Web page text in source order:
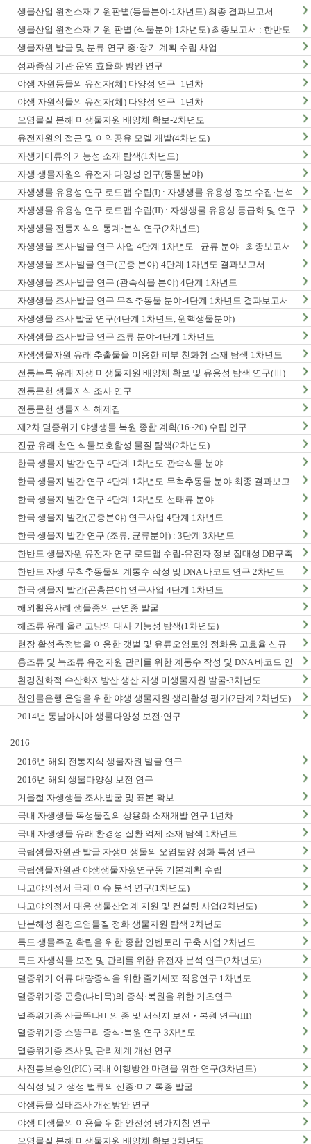
연구(2차년도)
생물산업 원천소재 기원판별(동물분야-1차년도) 최종 결과보고서
생물산업 원천소재 기원 판별 (식물분야 1차년도) 최종보고서 : 한반도
생물다양성 보전 관리 기반 구축 사업
생물자원 발굴 및 분류 연구 중·장기 계획 수립 사업
성과중심 기관 운영 효율화 방안 연구
야생 자원동물의 유전자(체) 다양성 연구_1년차
야생 자원식물의 유전자(체) 다양성 연구_1년차
오염물질 분해 미생물자원 배양체 확보-2차년도
유전자원의 접근 및 이익공유 모델 개발(4차년도)
자생거미류의 기능성 소재 탐색(1차년도)
자생 생물자원의 유전자 다양성 연구(동물분야)
자생생물 유용성 연구 로드맵 수립(I) : 자생생물 유용성 정보 수집·분석
사업
자생생물 유용성 연구 로드맵 수립(II) : 자생생물 유용성 등급화 및 연구
종합계획 수립
자생생물 전통지식의 통계·분석 연구(2차년도)
자생생물 조사·발굴 연구 사업 4단계 1차년도 - 균류 분야 - 최종보고서
자생생물 조사·발굴 연구(곤충 분야)-4단계 1차년도 결과보고서
자생생물 조사·발굴 연구 (관속식물 분야) 4단계 1차년도
자생생물 조사·발굴 연구 무척추동물 분야-4단계 1차년도 결과보고서
자생생물 조사 발굴 연구(4단계 1차년도, 원핵생물분야)
자생생물 조사·발굴 연구 조류 분야-4단계 1차년도
자생생물자원 유래 추출물을 이용한 피부 친화형 소재 탐색 1차년도
전통누룩 유래 자생 미생물자원 배양체 확보 및 유용성 탐색 연구(Ⅲ)
전통문헌 생물지식 조사 연구
전통문헌 생물지식 해제집
제2차 멸종위기 야생생물 복원 종합 계획(16~20) 수립 연구
진균 유래 천연 식물보호활성 물질 탐색(2차년도)
한국 생물지 발간 연구 4단계 1차년도-관속식물 분야
한국 생물지 발간 연구 4단계 1차년도-무척추동물 분야 최종 결과보고
서
한국 생물지 발간 연구 4단계 1차년도-선태류 분야
한국 생물지 발간(곤충분야) 연구사업 4단계 1차년도
한국 생물지 발간 연구 (조류, 균류분야) : 3단계 3차년도
한반도 생물자원 유전자 연구 로드맵 수립-유전자 정보 집대성 DB구축
(1차년도)
한반도 자생 무척추동물의 계통수 작성 및 DNA 바코드 연구 2차년도
한국 생물지 발간(곤충분야) 연구사업 4단계 1차년도
해외활용사례 생물종의 근연종 발굴
해조류 유래 올리고당의 대사 기능성 탐색(1차년도)
현장 활성측정법을 이용한 갯벌 및 유류오염토양 정화용 고효율 신규
미생물자원 발굴-3차년도
홍조류 및 녹조류 유전자원 관리를 위한 계통수 작성 및 DNA 바코드 연
구 2단계 1차년도
환경친화적 수산화지방산 생산 자생 미생물자원 발굴-3차년도
천연물은행 운영을 위한 야생 생물자원 생리활성 평가(2단계 2차년도)
2014년 동남아시아 생물다양성 보전·연구
2016
2016년 해외 전통지식 생물자원 발굴 연구
2016년 해외 생물다양성 보전 연구
겨울철 자생생물 조사.발굴 및 표본 확보
국내 자생생물 독성물질의 상용화 소재개발 연구 1년차
국내 자생생물 유래 환경성 질환 억제 소재 탐색 1차년도
국립생물자원관 발굴 자생미생물의 오염토양 정화 특성 연구
국립생물자원관 야생생물자원연구동 기본계획 수립
나고야의정서 국제 이슈 분석 연구(1차년도)
나고야의정서 대응 생물산업계 지원 및 컨설팅 사업(2차년도)
난분해성 환경오염물질 정화 생물자원 탐색 2차년도
독도 생물주권 확립을 위한 종합 인벤토리 구축 사업 2차년도
독도 자생식물 보전 및 관리를 위한 유전자 분석 연구(2차년도)
멸종위기 어류 대량증식을 위한 줄기세포 적용연구 1차년도
멸종위기종 곤충(나비목)의 증식·복원을 위한 기초연구
멸종위기종 산굴뚝나비의 종 및 서식지 보전‧복원 연구(III)
멸종위기종 소똥구리 증식·복원 연구 3차년도
멸종위기종 조사 및 관리체계 개선 연구
사전통보승인(PIC) 국내 이행방안 마련을 위한 연구(3차년도)
식식성 및 기생성 벌류의 신종·미기록종 발굴
야생동물 실태조사 개선방안 연구
야생 미생물의 이용을 위한 안전성 평가지침 연구
오염물질 분해 미생물자원 배양체 확보 3차년도